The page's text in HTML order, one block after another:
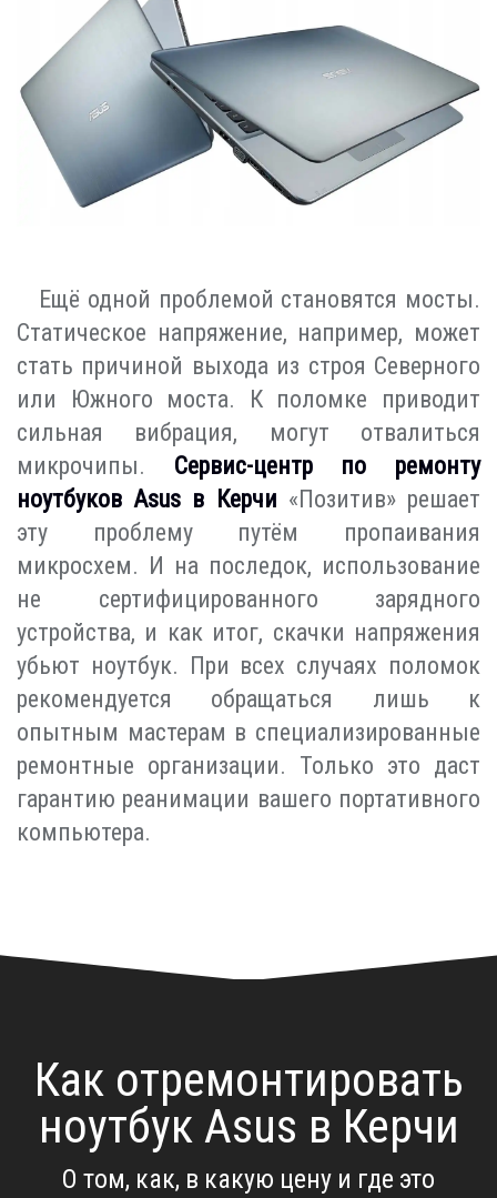
Ещё одной проблемой становятся мосты.
Статическое напряжение, например, может
стать причиной выхода из строя Северного
или Южного моста. К поломке приводит
сильная вибрация, могут отвалиться
микрочипы. Сервис-центр по ремонту
ноутбуков Asus в Керчи «Позитив» решает
эту проблему путём пропаивания
микросхем. И на последок, использование
не сертифицированного зарядного
устройства, и как итог, скачки напряжения
убьют ноутбук. При всех случаях поломок
рекомендуется обращаться лишь к
опытным мастерам в специализированные
ремонтные организации. Только это даст
гарантию реанимации вашего портативного
компьютера.
Как отремонтировать
ноутбук Asus в Керчи
О том, как, в какую цену и где это